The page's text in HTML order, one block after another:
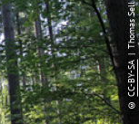
©
CC-BY-SA
| Thomas Sell